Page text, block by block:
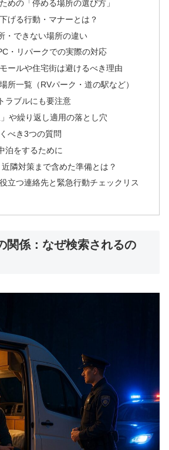
めの「停める場所の選び方」
げる行動・マナーとは？
・できない場所の違い
・リパークでの実際の対応
ールや住宅街は避けるべき理由
所一覧（RVパーク・道の駅など）
ラブルにも要注意
」や繰り返し適用の落とし穴
べき3つの質問
泊をするために
隣対策まで含めた準備とは？
立つ連絡先と緊急行動チェックリス
関係：なぜ検索されるの